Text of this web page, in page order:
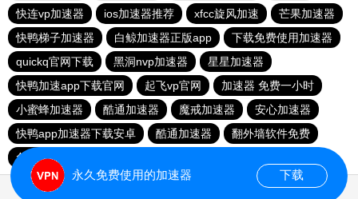
快连vp加速器
ios加速器推荐 xfcc旋风加速
芒果加速器
快鸭梯子加速器
白鲸加速器正版app
下载免费使用加速器
quickq官网下载
黑洞nvp加速器
星星加速器
快鸭加速app下载官网
起飞vp官网
加速器 免费一小时
小蜜蜂加速器
酷通加速器 魔戒加速器
安心加速器
快鸭app加速器下载安卓
酷通加速器
翻外墙软件免费
免费跨墙软件
永久免费使用的加速器 下载